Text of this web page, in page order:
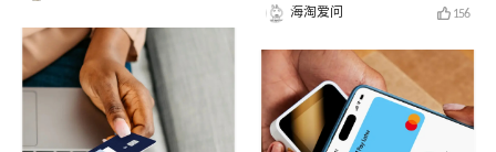
海淘爱问 156